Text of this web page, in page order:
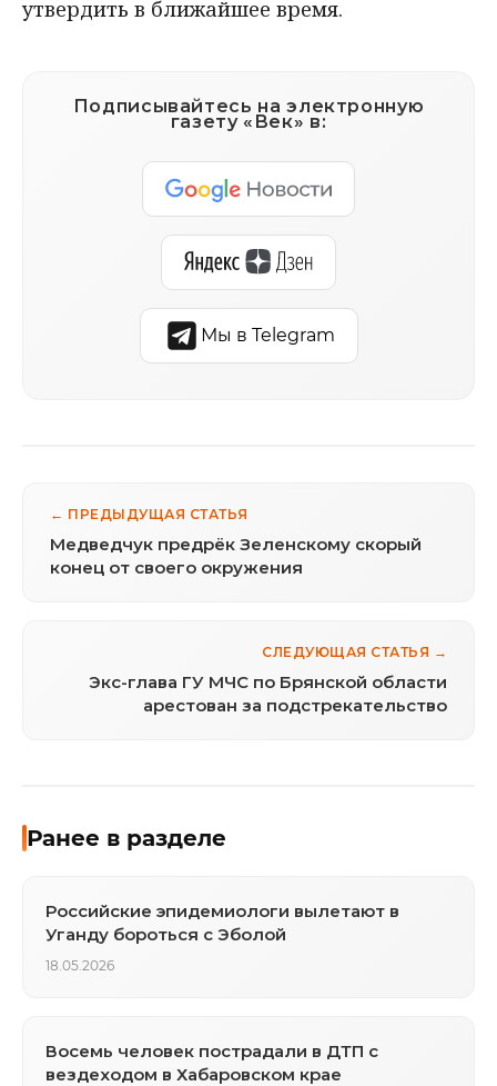
утвердить в ближайшее время.
Подписывайтесь на электронную
газету «Век» в:
Мы в Telegram
← ПРЕДЫДУЩАЯ СТАТЬЯ
Медведчук предрёк Зеленскому скорый
конец от своего окружения
СЛЕДУЮЩАЯ СТАТЬЯ →
Экс-глава ГУ МЧС по Брянской области
арестован за подстрекательство
Ранее в разделе
Российские эпидемиологи вылетают в
Уганду бороться с Эболой
18.05.2026
Восемь человек пострадали в ДТП с
вездеходом в Хабаровском крае